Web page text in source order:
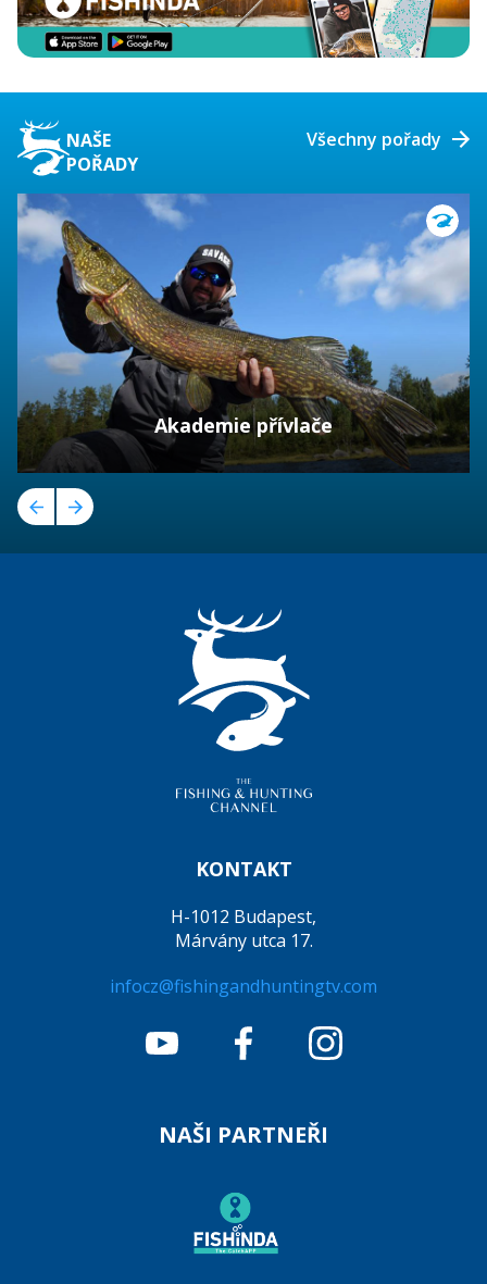
NAŠE
POŘADY
Všechny pořady
Akademie přívlače
KONTAKT
H-1012 Budapest,
Márvány utca 17.
infocz@fishingandhuntingtv.com
NAŠI PARTNEŘI